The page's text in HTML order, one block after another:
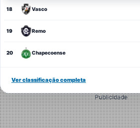
18 Vasco
19 Remo
20 Chapecoense
Ver classificação completa
Publicidade